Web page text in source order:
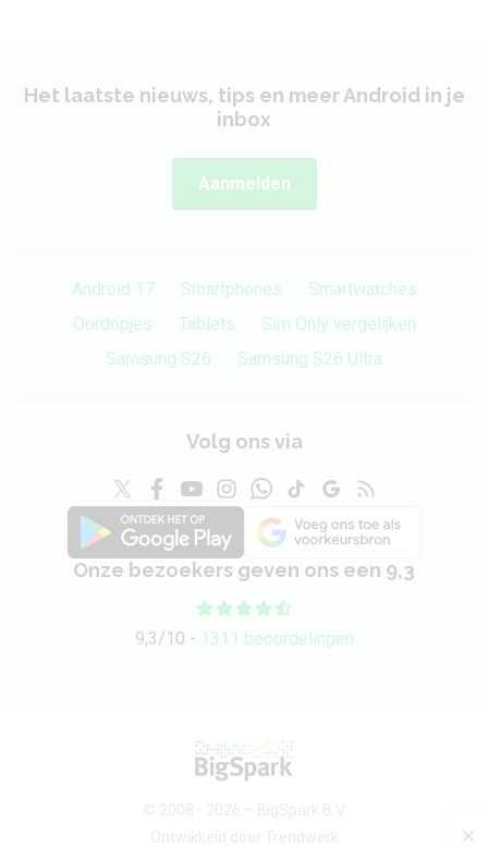
Het laatste nieuws, tips en meer Android in je
inbox
Aanmelden
Android 17 Smartphones
Smartwatches
Oordopjes
Tablets
Sim Only vergelijken
Samsung S26
Samsung S26 Ultra
Volg ons via
Onze bezoekers geven ons een 9,3
9,3/10 - 1311 beoordelingen